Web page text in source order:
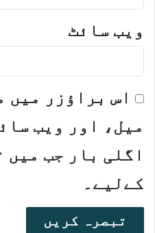
ویب‌ سائٹ
اس براؤزر میں
میل، اور ویب
اگلی بار جب میں
کےلیے۔